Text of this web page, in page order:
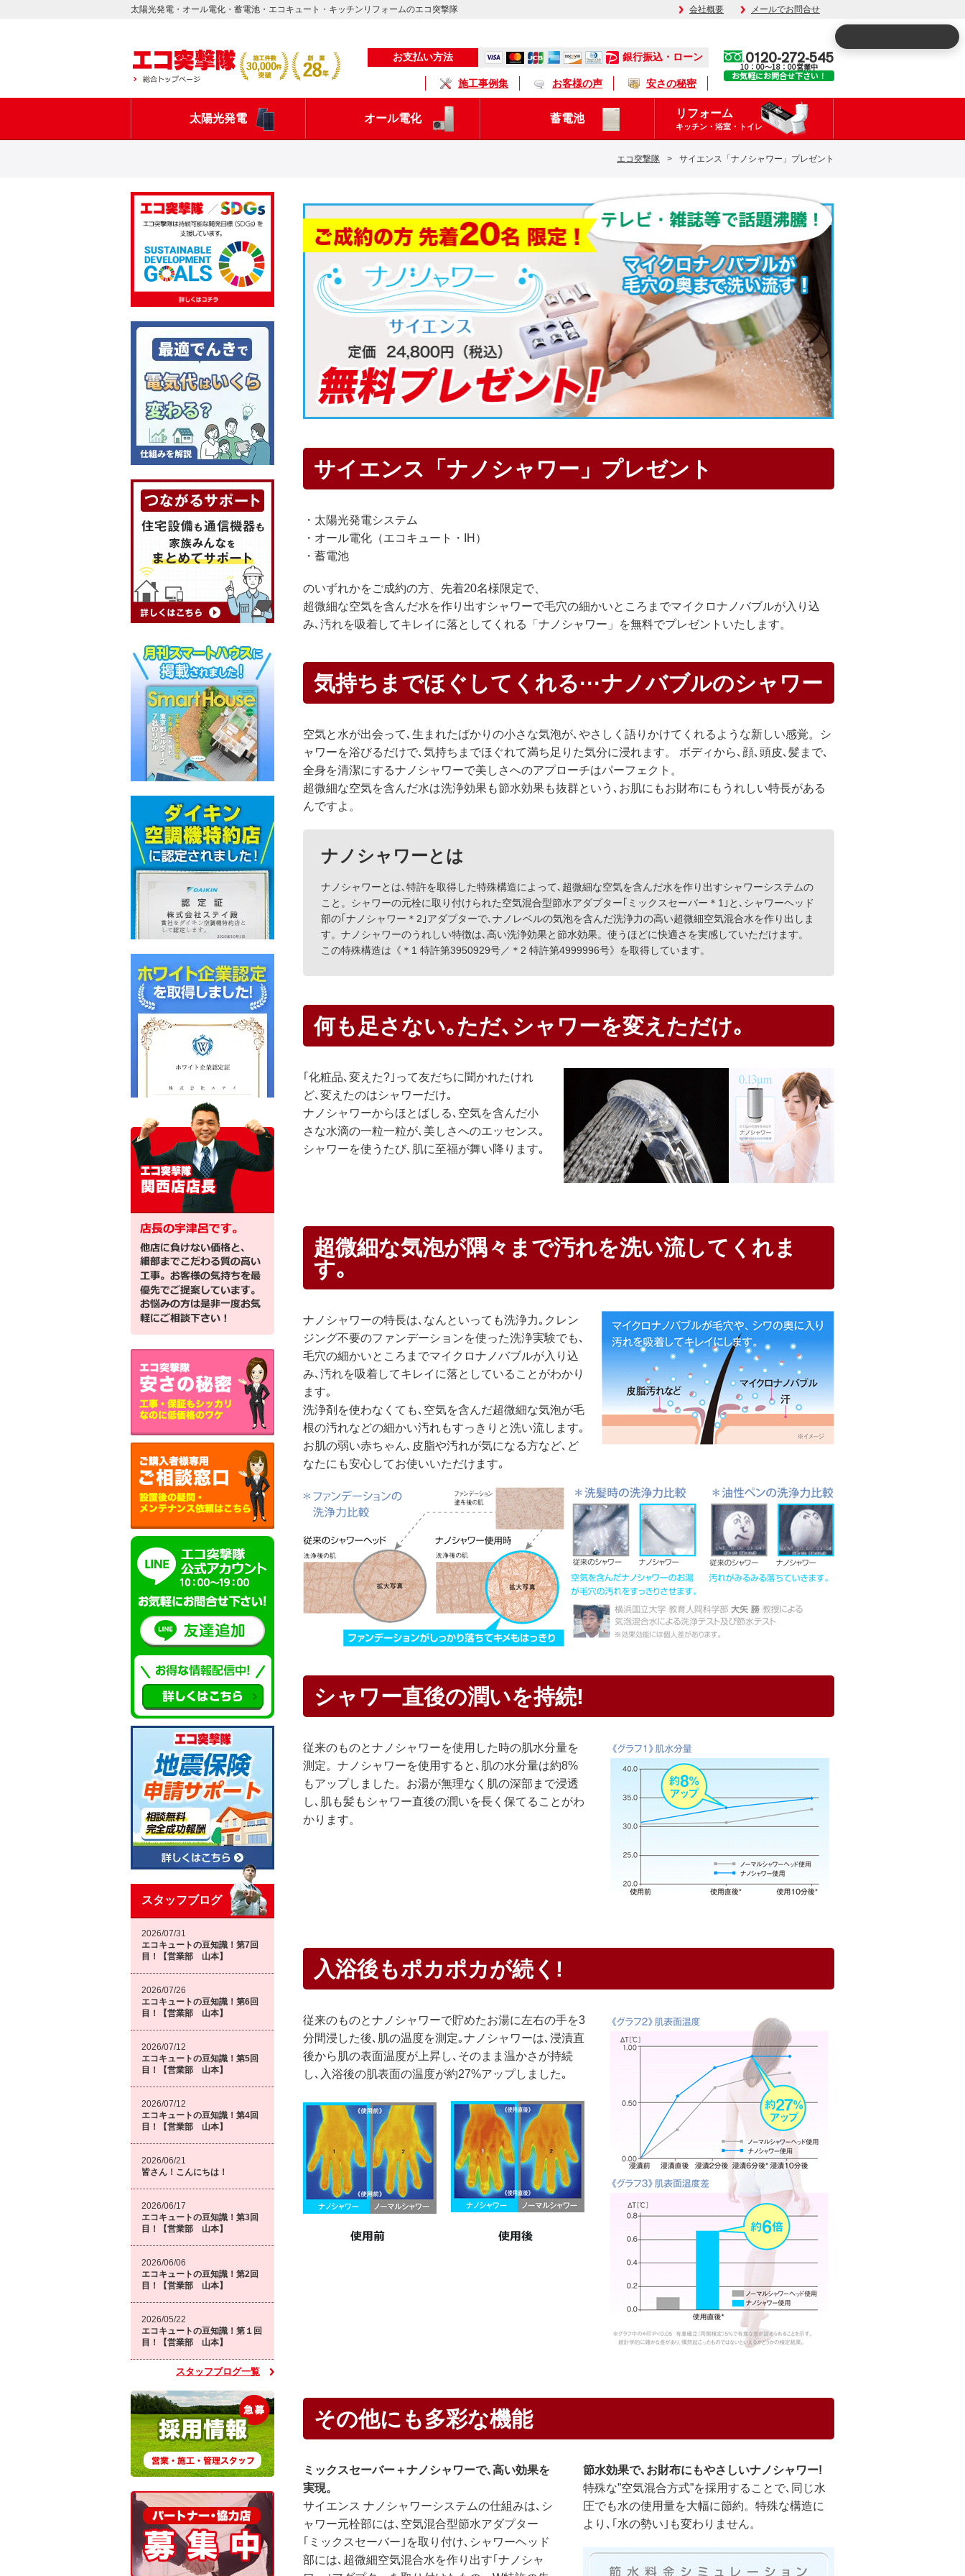
太陽光発電・オール電化・蓄電池・エコキュート・キッチンリフォームのエコ突撃隊 会社概要 メールでお問合せ
お支払い方法 銀行振込・ローン
施工事例集 お客様の声 安さの秘密
0120-272-545
10：00～18：00営業中
お気軽にお問合せ下さい！
太陽光発電 オール電化 蓄電池 リフォーム
キッチン・浴室・トイレ
キッチン 浴 室 トイレ
エコ突撃隊 > サイエンス「ナノシャワー」プレゼント
スタッフブログ
2026/07/31
エコキュートの豆知識！第7回
目！【営業部 山本】
2026/07/26
エコキュートの豆知識！第6回
目！【営業部 山本】
2026/07/12
エコキュートの豆知識！第5回
目！【営業部 山本】
2026/07/12
エコキュートの豆知識！第4回
目！【営業部 山本】
2026/06/21
皆さん！こんにちは！
2026/06/17
エコキュートの豆知識！第3回
目！【営業部 山本】
2026/06/06
エコキュートの豆知識！第2回
目！【営業部 山本】
2026/05/22
エコキュートの豆知識！第１回
目！【営業部 山本】
スタッフブログ一覧
サイエンス「ナノシャワー」プレゼント
・太陽光発電システム
・オール電化（エコキュート・IH）
・蓄電池
のいずれかをご成約の方、先着20名様限定で、
超微細な空気を含んだ水を作り出すシャワーで毛穴の細かいところまでマイクロナノバブルが入り込
み､汚れを吸着してキレイに落としてくれる「ナノシャワー」を無料でプレゼントいたします。
気持ちまでほぐしてくれる···ナノバブルのシャワー
空気と水が出会って､生まれたばかりの小さな気泡が､やさしく語りかけてくれるような新しい感覚。シ
ャワーを浴びるだけで､気持ちまでほぐれて満ち足りた気分に浸れます。 ボディから､顔､頭皮､髪まで､
全身を清潔にするナノシャワーで美しさへのアプローチはパーフェクト。
超微細な空気を含んだ水は洗浄効果も節水効果も抜群という､お肌にもお財布にもうれしい特長がある
んですよ。
ナノシャワーとは
ナノシャワーとは､特許を取得した特殊構造によって､超微細な空気を含んだ水を作り出すシャワーシステムの
こと。シャワーの元栓に取り付けられた空気混合型節水アダプター｢ミックスセーバー＊1｣と､シャワーヘッド
部の｢ナノシャワー＊2｣アダプターで､ナノレベルの気泡を含んだ洗浄力の高い超微細空気混合水を作り出しま
す。ナノシャワーのうれしい特徴は､高い洗浄効果と節水効果。使うほどに快適さを実感していただけます。
この特殊構造は《＊1 特許第3950929号／＊2 特許第4999996号》を取得しています。
何も足さない｡ただ､シャワーを変えただけ｡
｢化粧品､変えた?｣って友だちに聞かれたけれ
ど､変えたのはシャワーだけ｡
ナノシャワーからほとばしる､空気を含んだ小
さな水滴の一粒一粒が､美しさへのエッセンス｡
シャワーを使うたび､肌に至福が舞い降ります｡
超微細な気泡が隅々まで汚れを洗い流してくれま
す｡
ナノシャワーの特長は､なんといっても洗浄力｡クレン
ジング不要のファンデーションを使った洗浄実験でも､
毛穴の細かいところまでマイクロナノバブルが入り込
み､汚れを吸着してキレイに落としていることがわかり
ます｡
洗浄剤を使わなくても､空気を含んだ超微細な気泡が毛
根の汚れなどの細かい汚れもすっきりと洗い流します｡
お肌の弱い赤ちゃん､皮脂や汚れが気になる方など､ど
なたにも安心してお使いいただけます｡
シャワー直後の潤いを持続!
従来のものとナノシャワーを使用した時の肌水分量を
測定。ナノシャワーを使用すると､肌の水分量は約8%
もアップしました。お湯が無理なく肌の深部まで浸透
し､肌も髪もシャワー直後の潤いを長く保てることがわ
かります。
入浴後もポカポカが続く!
従来のものとナノシャワーで貯めたお湯に左右の手を3
分間浸した後､肌の温度を測定｡ナノシャワーは､浸漬直
後から肌の表面温度が上昇し､そのまま温かさが持続
し､入浴後の肌表面の温度が約27%アップしました｡
その他にも多彩な機能
ミックスセーバー＋ナノシャワーで､高い効果を
実現。
サイエンス ナノシャワーシステムの仕組みは､シ
ャワー元栓部には､空気混合型節水アダプター
｢ミックスセーバー｣を取り付け､シャワーヘッド
部には､超微細空気混合水を作り出す｢ナノシャ
節水効果で､お財布にもやさしいナノシャワー!
特殊な”空気混合方式”を採用することで､同じ水
圧でも水の使用量を大幅に節約。特殊な構造に
より､｢水の勢い｣も変わりません。